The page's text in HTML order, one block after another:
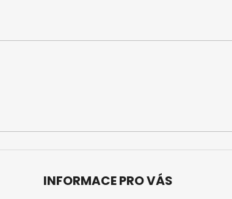
INFORMACE PRO VÁS